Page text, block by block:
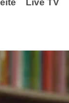
Live TV